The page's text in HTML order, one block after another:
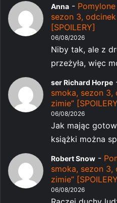
Anna -
sezon 3,
[SPOILERY]
06/08/2026
Niby tak, ale z
przeżyła, więc
ser Richard Horpe
smoka, sezon 3,
zimie”
06/08/2026
Jak mając
książki można
Robert Snow -
smoka, sezon 3,
zimie”
06/08/2026